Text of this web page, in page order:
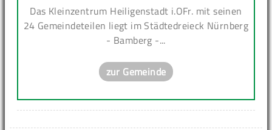
Das Kleinzentrum Heiligenstadt i.OFr. mit seinen
24 Gemeindeteilen liegt im Städtedreieck Nürnberg
- Bamberg -...
zur Gemeinde